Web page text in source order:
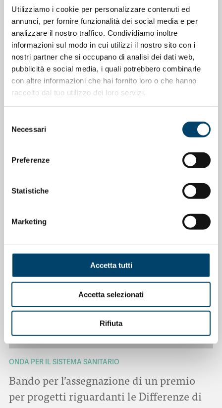
Utilizziamo i cookie per personalizzare contenuti ed
annunci, per fornire funzionalità dei social media e per
analizzare il nostro traffico. Condividiamo inoltre
informazioni sul modo in cui utilizzi il nostro sito con i
nostri partner che si occupano di analisi dei dati web,
pubblicità e social media, i quali potrebbero combinarle
con altre informazioni che hai fornito loro o che hanno
raccolto dal tuo utilizzo dei loro servizi.
delNecessari
Preferenze
Statistiche
Marketing
Accetta tutti
Accetta selezionati
Rifiuta
La salute cardiovascolare nelle donne
11 Mag 2026
Salu’. Dal dialogo alla cura
ONDA PER IL SISTEMA SANITARIO
Bando per l’assegnazione di un premio
per progetti riguardanti le Differenze di